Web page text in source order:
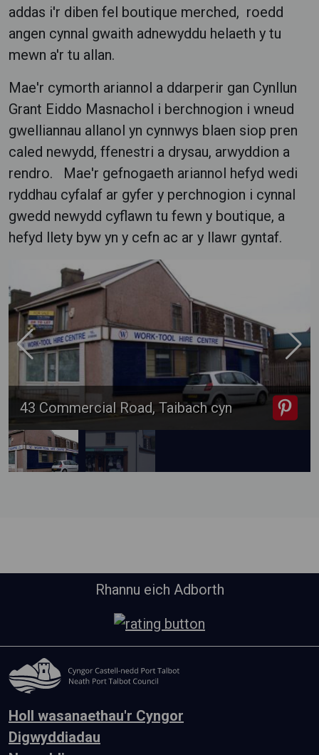
addas i'r diben fel boutique merched, roedd
angen cynnal gwaith adnewyddu helaeth y tu
mewn a'r tu allan.
Mae'r cymorth ariannol a ddarperir gan Cynllun
Grant Eiddo Masnachol i berchnogion i wneud
gwelliannau allanol yn cynnwys blaen siop pren
caled newydd, ffenestri a drysau, arwyddion a
rendro. Mae'r gefnogaeth ariannol hefyd wedi
ryddhau cyfalaf ar gyfer y perchnogion i cynnal
gwedd newydd cyflawn tu fewn y boutique, a
hefyd llety byw yn y cefn ac ar y llawr gyntaf.
43 Commercial Road, Taibach cyn
Rhannu eich Adborth
Holl wasanaethau'r Cyngor
Digwyddiadau